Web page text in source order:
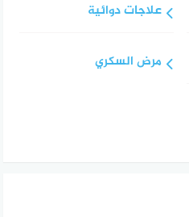
علاجات دوائية
مرض السكري